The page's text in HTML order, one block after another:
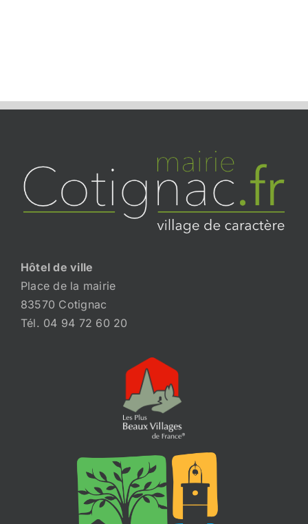
Hôtel de ville
Place de la mairie
83570 Cotignac
Tél. 04 94 72 60 20